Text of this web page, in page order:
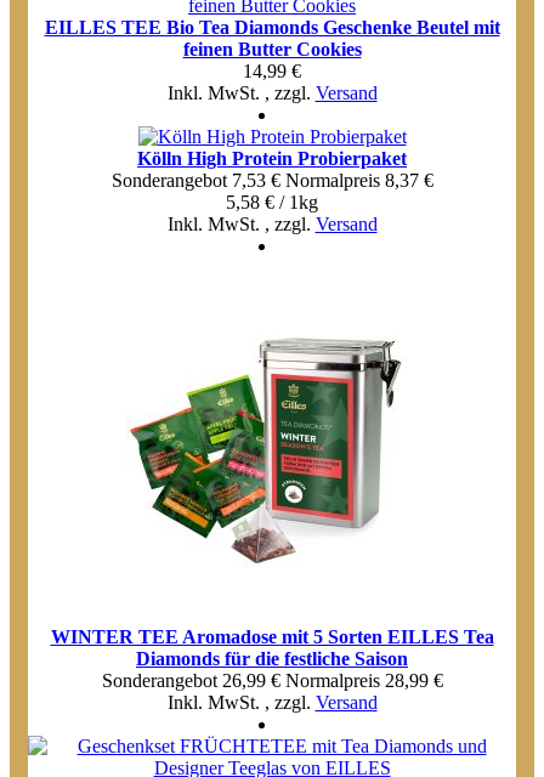
EILLES TEE Bio Tea Diamonds Geschenke Beutel mit
feinen Butter Cookies
14,99 €
Inkl. MwSt. , zzgl. Versand
Kölln High Protein Probierpaket
Sonderangebot 7,53 € Normal­preis 8,37 €
5,58 € / 1kg
Inkl. MwSt. , zzgl. Versand
WINTER TEE Aromadose mit 5 Sorten EILLES Tea
Diamonds für die festliche Saison
Sonderangebot 26,99 € Normal­preis 28,99 €
Inkl. MwSt. , zzgl. Versand